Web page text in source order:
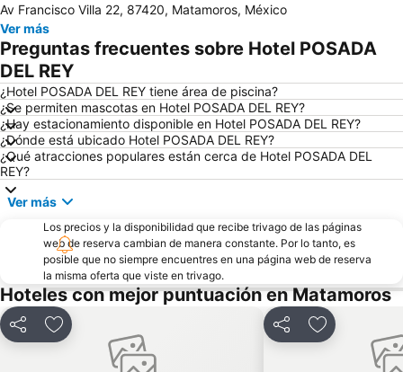
Av Francisco Villa 22, 87420, Matamoros, México
Ver más
Preguntas frecuentes sobre Hotel POSADA
DEL REY
¿Hotel POSADA DEL REY tiene área de piscina?
¿Se permiten mascotas en Hotel POSADA DEL REY?
¿Hay estacionamiento disponible en Hotel POSADA DEL REY?
¿Dónde está ubicado Hotel POSADA DEL REY?
¿Qué atracciones populares están cerca de Hotel POSADA DEL
REY?
Ver más
Los precios y la disponibilidad que recibe trivago de las páginas
web de reserva cambian de manera constante. Por lo tanto, es
posible que no siempre encuentres en una página web de reserva
la misma oferta que viste en trivago.
Hoteles con mejor puntuación en Matamoros
CompartirAgregar a favoritos CompartirAgregar a